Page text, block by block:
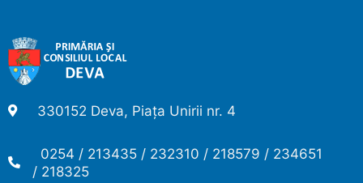
330152 Deva, Piața Unirii nr. 4
0254 / 213435 / 232310 / 218579 / 234651
/ 218325